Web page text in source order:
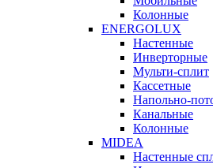
Колонные
ENERGOLUX
Настенные
Инверторные
Мульти-сплит
Кассетные
Напольно-
Канальные
Колонные
MIDEA
Настенные